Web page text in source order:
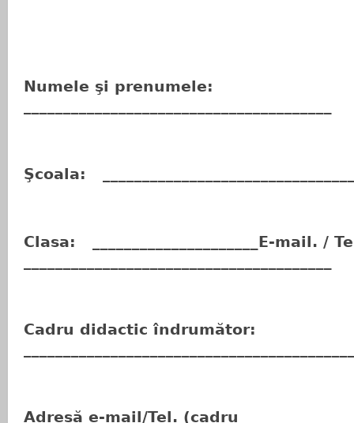
Numele şi prenumele:
Şcoala:
Clasa: _____________________E-mail. /
Cadru didactic îndrumător:
Adresă e-mail/Tel. (cadru